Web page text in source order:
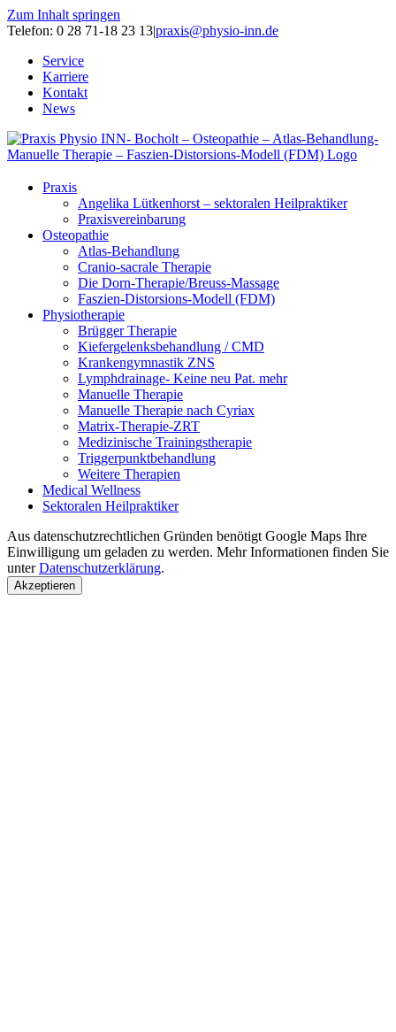
Zum Inhalt springen
Telefon: 0 28 71-18 23 13|praxis@physio-inn.de
Service
Karriere
Kontakt
News
Praxis
Angelika Lütkenhorst – sektoralen Heilpraktiker
Praxisvereinbarung
Osteopathie
Atlas-Behandlung
Cranio-sacrale Therapie
Die Dorn-Therapie/Breuss-Massage
Faszien-Distorsions-Modell (FDM)
Physiotherapie
Brügger Therapie
Kiefergelenksbehandlung / CMD
Krankengymnastik ZNS
Lymphdrainage- Keine neu Pat. mehr
Manuelle Therapie
Manuelle Therapie nach Cyriax
Matrix-Therapie-ZRT
Medizinische Trainingstherapie
Triggerpunktbehandlung
Weitere Therapien
Medical Wellness
Sektoralen Heilpraktiker
Aus datenschutzrechtlichen Gründen benötigt Google Maps Ihre
Einwilligung um geladen zu werden. Mehr Informationen finden Sie
unterDatenschutzerklärung.
Akzeptieren